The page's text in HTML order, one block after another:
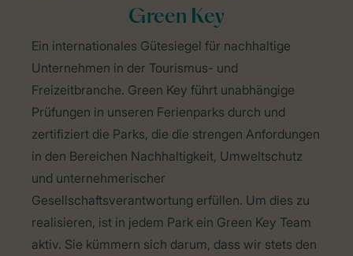
Green Key
Ein internationales Gütesiegel für nachhaltige
Unternehmen in der Tourismus- und
Freizeitbranche. Green Key führt unabhängige
Prüfungen in unseren Ferienparks durch und
zertifiziert die Parks, die die strengen Anfordungen
in den Bereichen Nachhaltigkeit, Umweltschutz
und unternehmerischer
Gesellschaftsverantwortung erfüllen. Um dies zu
realisieren, ist in jedem Park ein Green Key Team
aktiv. Sie kümmern sich darum, dass wir stets den